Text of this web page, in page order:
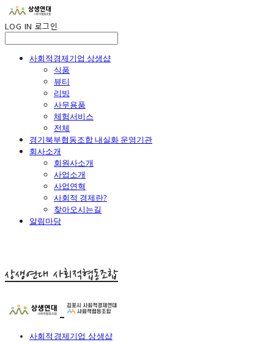
LOG IN 로그인
사회적경제기업 상생샵
식품
뷰티
리빙
사무용품
체험서비스
전체
경기북부협동조합 내실화 운영기관
회사소개
회원사소개
사업소개
사업연혁
사회적 경제란?
찾아오시는길
알림마당
상생연대 사회적협동조합
사회적경제기업 상생샵